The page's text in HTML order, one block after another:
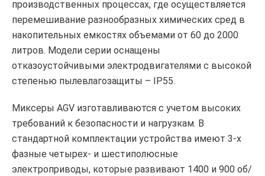
производственных процессах, где осуществляется
перемешивание разнообразных химических сред в
накопительных емкостях объемами от 60 до 2000
литров. Модели серии оснащены
отказоустойчивыми электродвигателями с высокой
степенью пылевлагозащиты – IP55.
Миксеры AGV изготавливаются с учетом высоких
требований к безопасности и нагрузкам. В
стандартной комплектации устройства имеют 3-х
фазные четырех- и шестиполюсные
электроприводы, которые развивают 1400 и 900 об/